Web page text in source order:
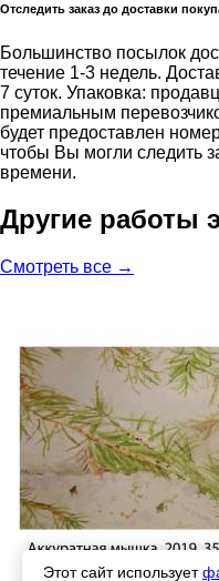
Отследить заказ до доставки
Большинство посылок
течение 1-3 недель.
7 суток. Упаковка:
премиальным
будет предоставлен
чтобы Вы могли следить
времени.
Другие работы
Смотреть все →
Этот сайт использует